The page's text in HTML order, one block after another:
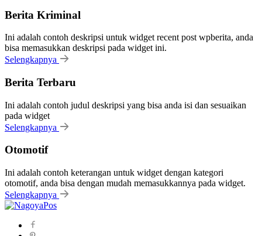
Berita Kriminal
Ini adalah contoh deskripsi untuk widget recent post wpberita, anda
bisa memasukkan deskripsi pada widget ini.
Selengkapnya
Berita Terbaru
Ini adalah contoh judul deskripsi yang bisa anda isi dan sesuaikan
pada widget
Selengkapnya
Otomotif
Ini adalah contoh keterangan untuk widget dengan kategori
otomotif, anda bisa dengan mudah memasukkannya pada widget.
Selengkapnya